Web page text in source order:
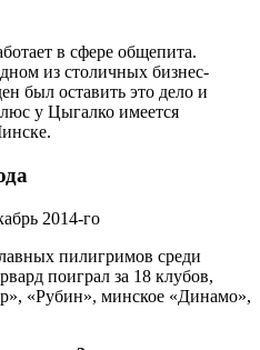
в сфере общепита.
из столичных бизнес-
был оставить это дело и
у Цыгалко имеется
2014-го
пилигримов среди
поиграл за 18 клубов,
«Рубин», минское «Динамо»,